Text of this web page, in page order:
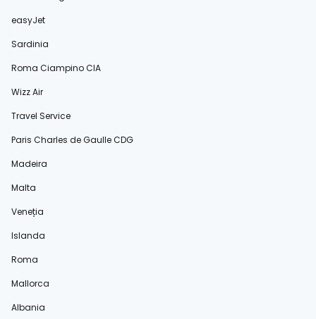
easyJet
Sardinia
Roma Ciampino CIA
Wizz Air
Travel Service
Paris Charles de Gaulle CDG
Madeira
Malta
Veneția
Islanda
Roma
Mallorca
Albania